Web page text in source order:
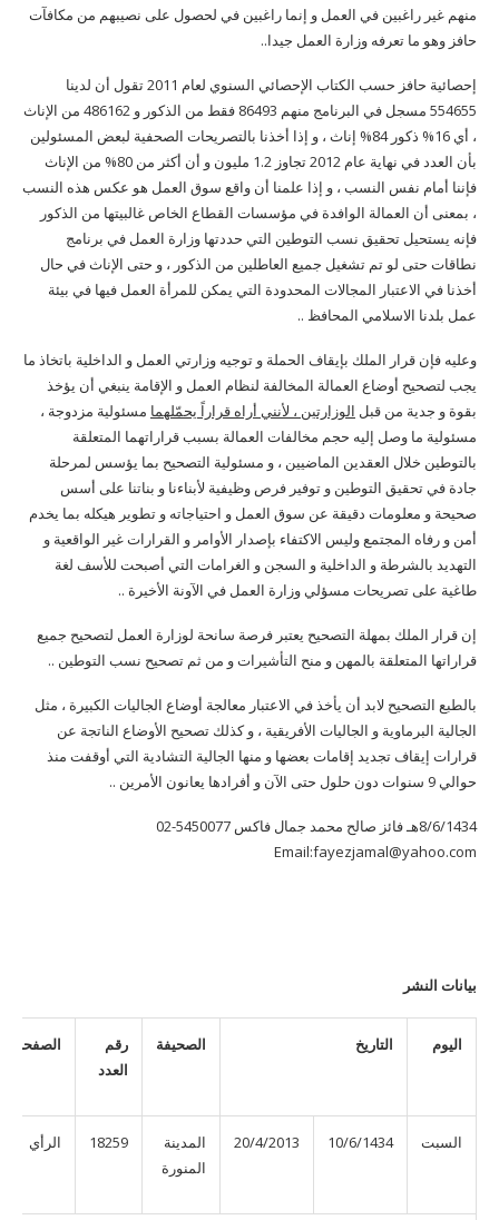
منهم غير راغبين في العمل و إنما راغبين في لحصول على نصيبهم من مكافآت
حافز وهو ما تعرفه وزارة العمل جيدا..
إحصائية حافز حسب الكتاب الإحصائي السنوي لعام 2011 تقول أن لدينا
554655 مسجل في البرنامج منهم 86493 فقط من الذكور و 486162 من الإناث
، أي 16% ذكور 84% إناث ، و إذا أخذنا بالتصريحات الصحفية لبعض المسئولين
بأن العدد في نهاية عام 2012 تجاوز 1.2 مليون و أن أكثر من 80% من الإناث
فإننا أمام نفس النسب ، و إذا علمنا أن واقع سوق العمل هو عكس هذه النسب
، بمعنى أن العمالة الوافدة في مؤسسات القطاع الخاص غالبيتها من الذكور
فإنه يستحيل تحقيق نسب التوطين التي حددتها وزارة العمل في برنامج
نطاقات حتى لو تم تشغيل جميع العاطلين من الذكور ، و حتى الإناث في حال
أخذنا في الاعتبار المجالات المحدودة التي يمكن للمرأة العمل فيها في بيئة
عمل بلدنا الاسلامي المحافظ ..
وعليه فإن قرار الملك بإيقاف الحملة و توجيه وزارتي العمل و الداخلية باتخاذ ما
يجب لتصحيح أوضاع العمالة المخالفة لنظام العمل و الإقامة ينبغي أن يؤخذ
بقوة و جدية من قبل الوزارتين ، لأنني أراه قراراً يحمّلهما مسئولية مزدوجة ،
مسئولية ما وصل إليه حجم مخالفات العمالة بسبب قراراتهما المتعلقة
بالتوطين خلال العقدين الماضيين ، و مسئولية التصحيح بما يؤسس لمرحلة
جادة في تحقيق التوطين و توفير فرص وظيفية لأبناءنا و بناتنا على أسس
صحيحة و معلومات دقيقة عن سوق العمل و احتياجاته و تطوير هيكله بما يخدم
أمن و رفاه المجتمع وليس الاكتفاء بإصدار الأوامر و القرارات غير الواقعية و
التهديد بالشرطة و الداخلية و السجن و الغرامات التي أصبحت للأسف لغة
طاغية على تصريحات مسؤلي وزارة العمل في الآونة الأخيرة ..
إن قرار الملك بمهلة التصحيح يعتبر فرصة سانحة لوزارة العمل لتصحيح جميع
قراراتها المتعلقة بالمهن و منح التأشيرات و من ثم تصحيح نسب التوطين ..
بالطبع التصحيح لابد أن يأخذ في الاعتبار معالجة أوضاع الجاليات الكبيرة ، مثل
الجالية البرماوية و الجاليات الأفريقية ، و كذلك تصحيح الأوضاع الناتجة عن
قرارات إيقاف تجديد إقامات بعضها و منها الجالية التشادية التي أوقفت منذ
حوالي 9 سنوات دون حلول حتى الآن و أفرادها يعانون الأمرين ..
8/6/1434هـ فائز صالح محمد جمال فاكس 5450077-02
Email:fayezjamal@yahoo.com
بيانات النشر
اليوم التاريخ الصحيفة
رقم
العدد
الصفحة
السبت 10/6/1434
20/4/2013
المدينة
المنورة
18259 الرأي